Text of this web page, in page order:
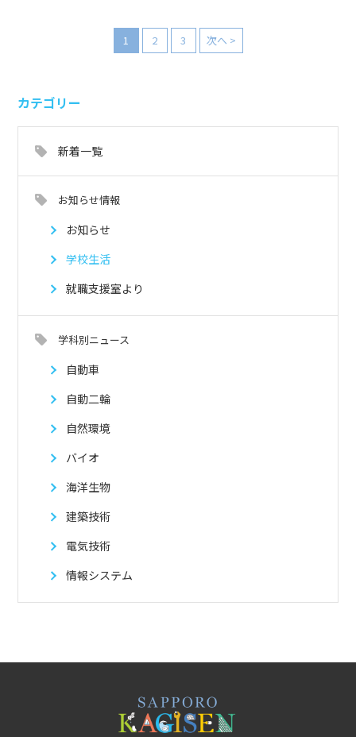
1 2 3 次へ >
カテゴリー
新着一覧
お知らせ情報
お知らせ
学校生活
就職支援室より
学科別ニュース
自動車
自動二輪
自然環境
バイオ
海洋生物
建築技術
電気技術
情報システム